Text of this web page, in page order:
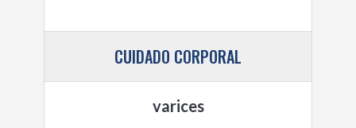
CUIDADO CORPORAL
varices